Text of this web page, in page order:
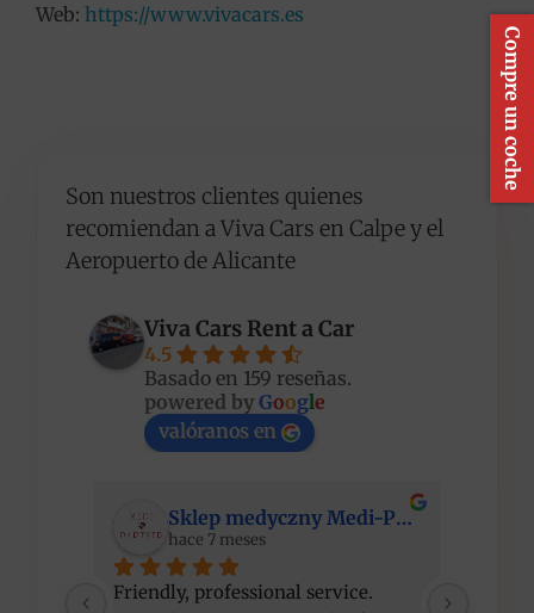
Web: https://www.vivacars.es
Son nuestros clientes quienes
recomiendan a Viva Cars en Calpe y el
Aeropuerto de Alicante
Viva Cars Rent a Car
4.5
Basado en 159 reseñas.
powered byGoogle
valóranos en
Sklep medyczny Medi-Partner
hace 7 meses
Friendly, professional service.
Compre un coche